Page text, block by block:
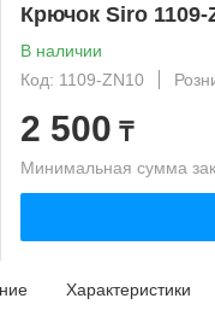
Крючок Siro 1109-
В наличии
Код: 1109-ZN10
2 500 ₸
Минимальная сумма
Характеристики